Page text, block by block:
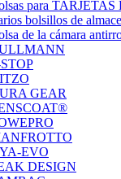
para
bolsillos de
de la cámara
GEAR
EVO
DESIGN